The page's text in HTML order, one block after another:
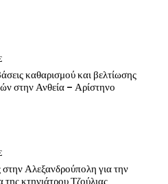
καθαρισμού και βελτίωσης
στην Ανθεία – Αρίστηνο
Αλεξανδρούπολη για την
της κτηνιάτρου Τζούλιας